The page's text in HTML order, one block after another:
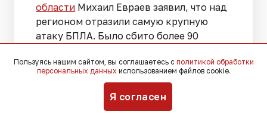
области Михаил Евраев заявил, что над
регионом отразили самую крупную
атаку БПЛА. Было сбито более 90
Пользуясь нашим сайтом, вы соглашаетесь с политикой обработки
персональных данных использованием файлов cookie.
Я согласен